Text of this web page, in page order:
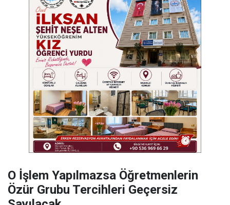
O İşlem Yapılmazsa Öğretmenlerin
Özür Grubu Tercihleri Geçersiz